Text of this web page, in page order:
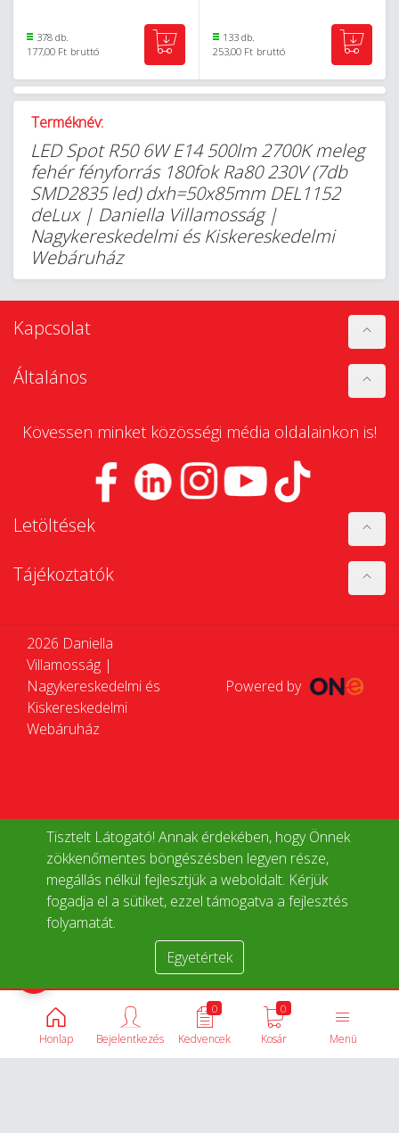
Tisztelt Látogató! Annak érdekében, hogy Önnek
zökkenőmentes böngészésben legyen része,
megállás nélkül fejlesztjük a weboldalt. Kérjük
fogadja el a sütiket, ezzel támogatva a fejlesztés
folyamatát.
Egyetértek
378 db.
177,00 Ft bruttó
133 db.
253,00 Ft bruttó
Terméknév:
LED Spot R50 6W E14 500lm 2700K meleg
fehér fényforrás 180fok Ra80 230V (7db
SMD2835 led) dxh=50x85mm DEL1152
deLux | Daniella Villamosság |
Nagykereskedelmi és Kiskereskedelmi
Webáruház
Kapcsolat
Általános
Kövessen minket közösségi média oldalainkon is!
Letöltések
Tájékoztatók
2026 Daniella
Villamosság |
Nagykereskedelmi és
Kiskereskedelmi
Webáruház
Powered by
Honlap Menü
0
Kosár
0
Kedvencek
Bejelentkezés
Termékek összehasonlítása